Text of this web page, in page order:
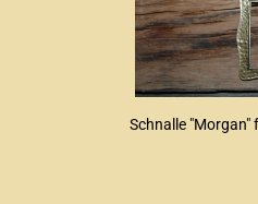
Schnalle "Morgan"